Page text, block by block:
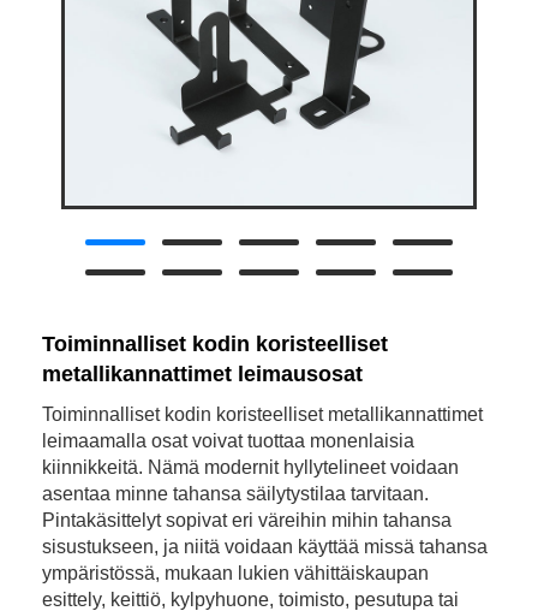
Toiminnalliset kodin koristeelliset
metallikannattimet leimausosat
Toiminnalliset kodin koristeelliset metallikannattimet
leimaamalla osat voivat tuottaa monenlaisia ​​
kiinnikkeitä. Nämä modernit hyllytelineet voidaan
asentaa minne tahansa säilytystilaa tarvitaan.
Pintakäsittelyt sopivat eri väreihin mihin tahansa
sisustukseen, ja niitä voidaan käyttää missä tahansa
ympäristössä, mukaan lukien vähittäiskaupan
esittely, keittiö, kylpyhuone, toimisto, pesutupa tai